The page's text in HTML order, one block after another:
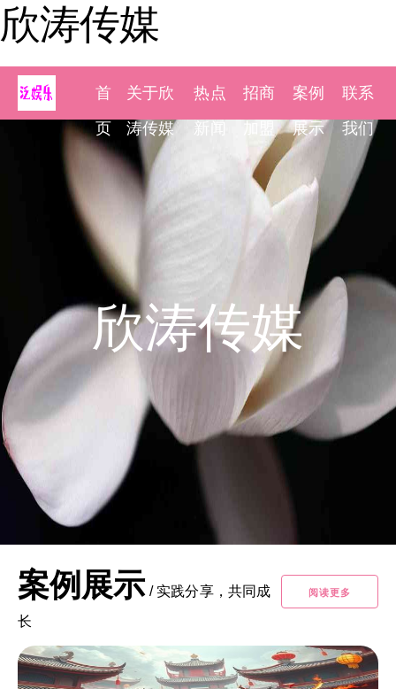
欣涛传媒
首
页
关于欣
涛传媒
热点
新闻
招商
加盟
案例
展示
联系
我们
欣涛传媒
案例展示 / 实践分享，共同成
长
阅读更多